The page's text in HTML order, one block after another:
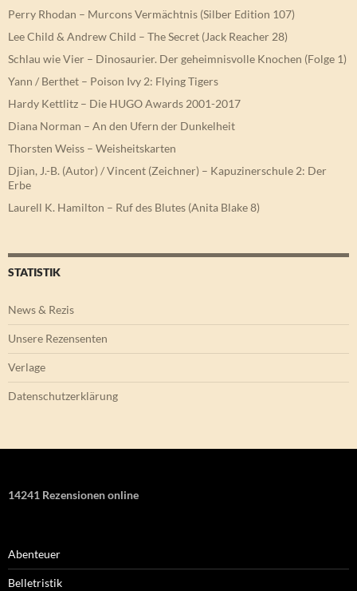
Perry Rhodan – Murcons Vermächtnis (Silber Edition 107)
Lee Child & Andrew Child – The Secret (Jack Reacher 28)
Schlau wie Vier – Dinosaurier. Der geheimnisvolle Knochen (Folge 1)
Yann / Berthet – Poison Ivy 2: Flying Tigers
Hardy Kettlitz – Die HUGO Awards 2001-2017
Diana Norman – An den Ufern der Dunkelheit
Thorsten Weiss – Weisheitskarten
Djian, J.-B. (Autor) / Vincent (Zeichner) – Kapuzinerschule 2: Der
Erbe
Laurell K. Hamilton – Ruf des Blutes (Anita Blake 8)
STATISTIK
News & Rezis
Unsere Rezensenten
Verlage
Datenschutzerklärung
14241 Rezensionen online
Abenteuer
Belletristik